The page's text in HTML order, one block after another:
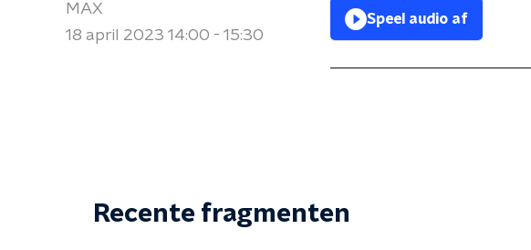
MAX
18 april 2023 14:00 - 15:30
Speel audio af
Recente fragmenten